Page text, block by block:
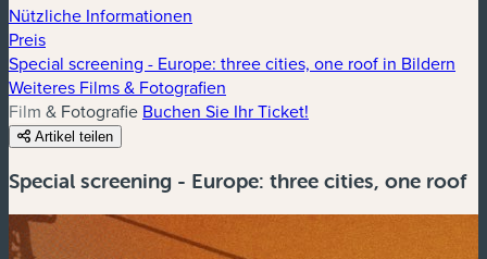
Nützliche Informationen
Preis
Special screening - Europe: three cities, one roof in Bildern
Weiteres Films & Fotografien
Film & Fotografie Buchen Sie Ihr Ticket!
Artikel teilen
Special screening - Europe: three cities, one roof